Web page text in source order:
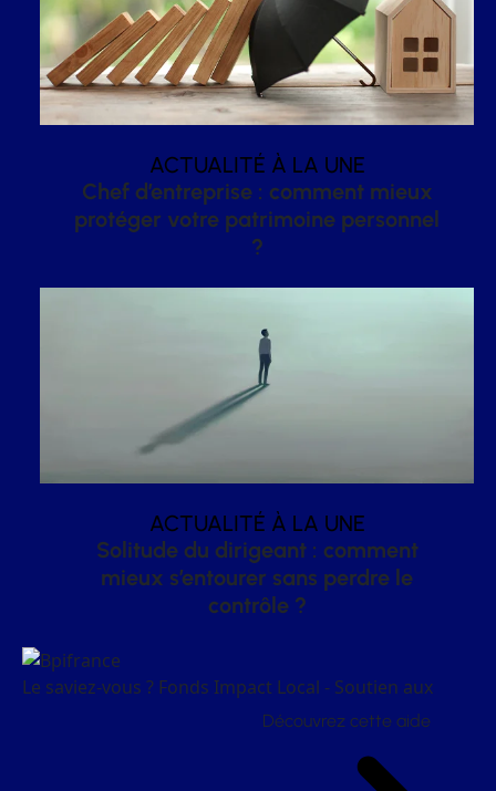
ACTUALITÉ À LA UNE
Chef d’entreprise : comment mieux
protéger votre patrimoine personnel
?
ACTUALITÉ À LA UNE
Solitude du dirigeant : comment
mieux s’entourer sans perdre le
contrôle ?
Le saviez-vous ? Fonds Impact Local - Soutien aux
Découvrez cette aide